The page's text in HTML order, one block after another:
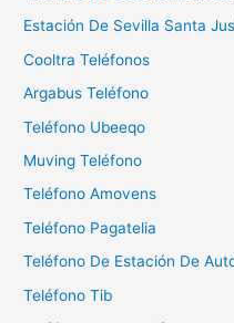
Estación De Sevilla Santa
Cooltra Teléfonos
Argabus Teléfono
Teléfono Ubeeqo
Muving Teléfono
Teléfono Amovens
Teléfono Pagatelia
Teléfono De Estación De
Teléfono Tib